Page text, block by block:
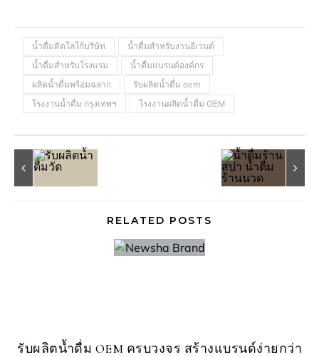
น้ำดื่มติดโลโก้บริษัท
น้ำดื่มสำหรับงานอีเวนต์
น้ำดื่มสำหรับโรงแรม
น้ำดื่มแบรนด์องค์กร
ผลิตน้ำดื่มพร้อมฉลาก
รับผลิตน้ำดื่ม oem
โรงงานน้ำดื่ม กรุงเทพฯ
โรงงานผลิตน้ำดื่ม OEM
RELATED POSTS
รับผลิตน้ำดื่ม OEM ครบวงจร สร้างแบรนด์ง่ายกว่า